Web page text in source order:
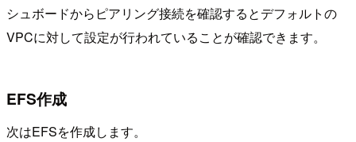
シュボードからピアリング接続を確認するとデフォルトの
VPCに対して設定が行われていることが確認できます。
EFS作成
次はEFSを作成します。